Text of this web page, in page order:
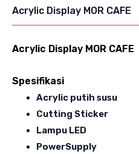
Acrylic Display MOR CAFE
Acrylic Display MOR CAFE
Spesifikasi
Acrylic putih susu
Cutting Sticker
Lampu LED
PowerSupply